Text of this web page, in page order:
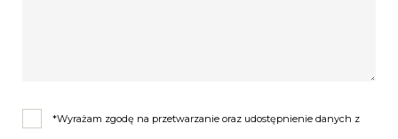
*Wyrażam zgodę na przetwarzanie oraz udostępnienie danych z